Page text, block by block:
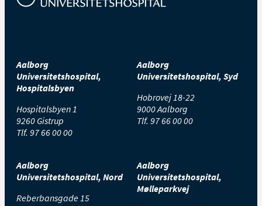
Aalborg
Universitetshospital,
Hospitalsbyen
Hospitalsbyen 1
9260 Gistrup
Tlf. 97 66 00 00
Aalborg
Universitetshospital, Syd
Hobrovej 18-22
9000 Aalborg
Tlf. 97 66 00 00
Aalborg
Universitetshospital, Nord
Reberbansgade 15
Aalborg
Universitetshospital,
Mølleparkvej